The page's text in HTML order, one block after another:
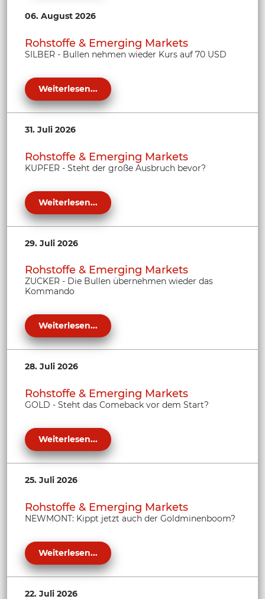
06. August 2026
Rohstoffe & Emerging Markets
SILBER - Bullen nehmen wieder Kurs auf 70 USD
Weiterlesen...
31. Juli 2026
Rohstoffe & Emerging Markets
KUPFER - Steht der große Ausbruch bevor?
Weiterlesen...
29. Juli 2026
Rohstoffe & Emerging Markets
ZUCKER - Die Bullen übernehmen wieder das
Kommando
Weiterlesen...
28. Juli 2026
Rohstoffe & Emerging Markets
GOLD - Steht das Comeback vor dem Start?
Weiterlesen...
25. Juli 2026
Rohstoffe & Emerging Markets
NEWMONT: Kippt jetzt auch der Goldminenboom?
Weiterlesen...
22. Juli 2026